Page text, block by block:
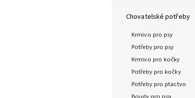
Chovatelské potřeby
Krmivo pro psy
Potřeby pro psy
Krmivo pro kočky
Potřeby pro kočky
Potřeby pro ptactvo